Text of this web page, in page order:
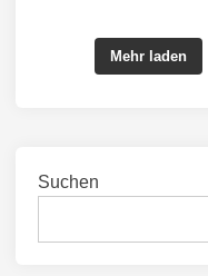
Mehr laden
Suchen